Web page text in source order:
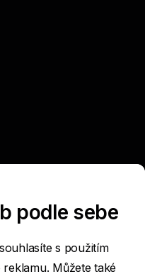
podle sebe
s použitím
Můžete také